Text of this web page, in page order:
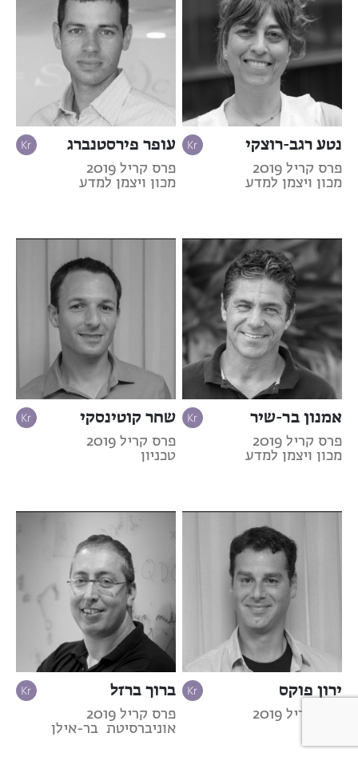
נטע רגב-רוצקי
פרס קריל 2019
מכון ויצמן למדע
עופר פירסטנברג
פרס קריל 2019
מכון ויצמן למדע
אמנון בר-שיר
פרס קריל 2019
מכון ויצמן למדע
שחר קוטינסקי
פרס קריל 2019
טכניון
ירון פוקס
פרס קריל 2019
ברוך ברזל
פרס קריל 2019
אוניברסיטת בר-אילן